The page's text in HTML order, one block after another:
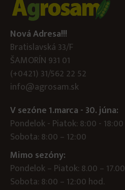
Nová Adresa!!!
Bratislavská 33/F
ŠAMORÍN 931 01
(+0421) 31/562 22 52
info@agrosam.sk
V sezóne 1.marca - 30. júna:
Pondelok - Piatok: 8:00 - 18:00
Sobota: 8:00 – 12:00
Mimo sezóny:
Pondelok – Piatok: 8.00 – 17.00
Sobota: 8:00 – 12:00 hod.